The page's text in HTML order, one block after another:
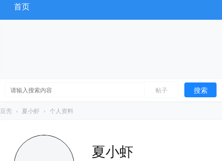
首页
帖子 搜索
豆壳 › 夏小虾 › 个人资料
夏小虾